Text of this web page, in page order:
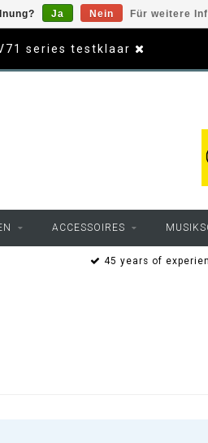
V71 series testklaar
ACCESSOIRES
45 years of
Ja Nein Für weitere